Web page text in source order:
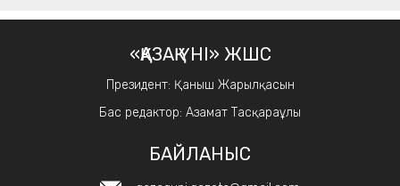
«ҚАЗАҚ ҮНІ» ЖШС
Президент: Қаныш Жарылқасын
Бас редактор: Азамат Тасқараұлы
БАЙЛАНЫС